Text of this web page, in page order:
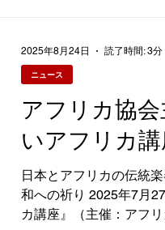
アフリカ協
いアフリカ
日本とアフリカの伝統
和への祈り 2025年7月
カ講座』（主催：アフ
ニュース
2025年8月24日 読了時間: 3分